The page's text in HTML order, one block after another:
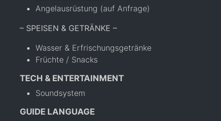
Angelausrüstung (auf Anfrage)
– SPEISEN & GETRÄNKE –
Wasser & Erfrischungsgetränke
Früchte / Snacks
TECH & ENTERTAINMENT
Soundsystem
GUIDE LANGUAGE